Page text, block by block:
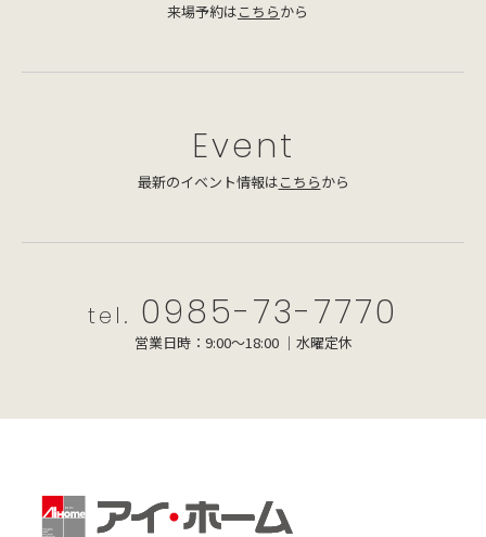
来場予約はこちらから
Event
最新のイベント情報はこちらから
tel. 0985-73-7770
営業日時：9:00～18:00 ｜水曜定休